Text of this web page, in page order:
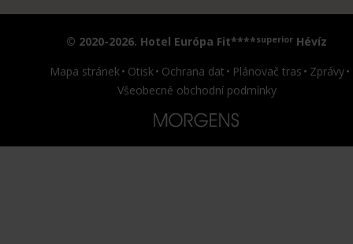
© 2020-2026. Hotel Európa Fit****superior Hévíz
Mapa stránek
Otisk Ochrana dat Plánovač tras
Zprávy
Všeobecné obchodní podmínky